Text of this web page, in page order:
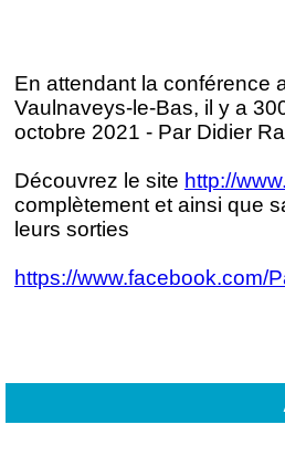
En attendant la conférence
Vaulnaveys-le-Bas, il y a
octobre 2021 - Par Didier
Découvrez le site http://
complètement et ainsi que
leurs sorties
https://www.facebook.com/